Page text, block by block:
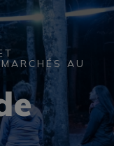
AU